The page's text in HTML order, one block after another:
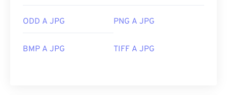
ODD A JPG PNG A JPG
BMP A JPG TIFF A JPG